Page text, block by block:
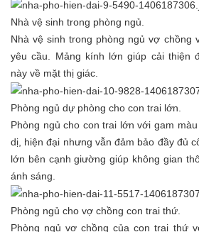
Nhà vệ sinh trong phòng ngủ.
Nhà vệ sinh trong phòng ngủ vợ chồng
yêu cầu. Mảng kính lớn giúp cải thiện
này về mặt thị giác.
Phòng ngủ dự phòng cho con trai lớn.
Phòng ngủ cho con trai lớn với gam
dị, hiện đại nhưng vẫn đảm bảo đầy đủ
lớn bên cạnh giường giúp không gian
ánh sáng.
Phòng ngủ cho vợ chồng con trai thứ.
Phòng ngủ vợ chồng của con trai thứ